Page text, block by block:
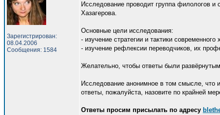
Зарегистрирован:
08.04.2006
Сообщения: 1584
Исследование проводит группа филологов и
Хазагерова.
Основные цели исследования:
- изучение стратегии и тактики
- изучение рефлексии переводчиков, их
Желательно, чтобы ответы были
Исследование анонимное в том смысле, что
ответы, пожалуйста, назовите по крайней
Ответы просим присылать по адресу